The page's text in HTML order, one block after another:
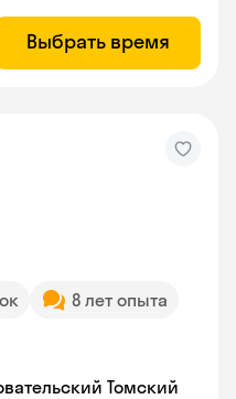
Выбрать время
8 лет опыта
Томский